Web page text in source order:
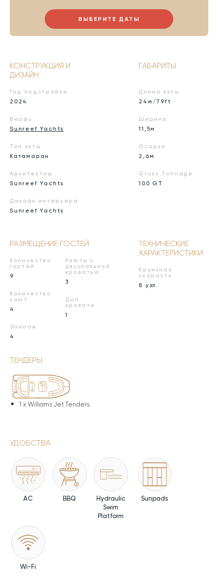
ВЫБЕРИТЕ ДАТЫ
КОНСТРУКЦИЯ И
ДИЗАЙН
Год подстройки
2024
Верфь
Sunreef Yachts
Тип яхты
Катамаран
Архитектор
Sunreef Yachts
Дизайн интерьера
Sunreef Yachts
ГАБАРИТЫ
Длина яхты
24м/79ft
Ширина
11,5м
Осадка
2,6м
Gross Tonnage
100 GT
РАЗМЕЩЕНИЕ ГОСТЕЙ
Количество
гостей
9
Количество
кают
4
Экипаж
4
Каюты с
двуспальной
кроватью
3
Доп.
кровати
1
ТЕХНИЧЕСКИЕ
ХАРАКТЕРИСТИКИ
Круизная
скорость
8 узл.
ТЕНДЕРЫ
1 x Williams Jet Tenders
УДОБСТВА
AC BBQ
Hydraulic
Swim
Platform
Sunpads
Wi-Fi